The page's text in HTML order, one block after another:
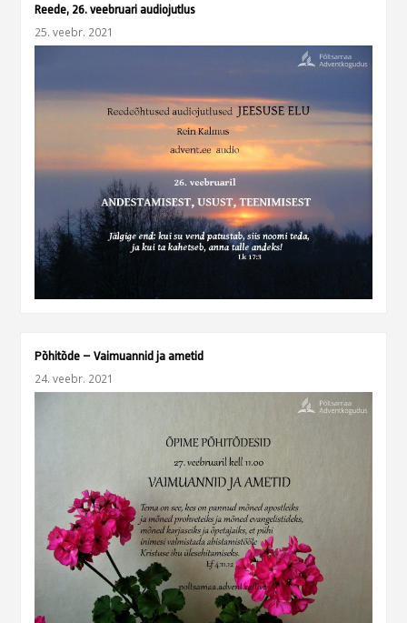
Reede, 26. veebruari audiojutlus
25. veebr. 2021
Põhitõde – Vaimuannid ja ametid
24. veebr. 2021